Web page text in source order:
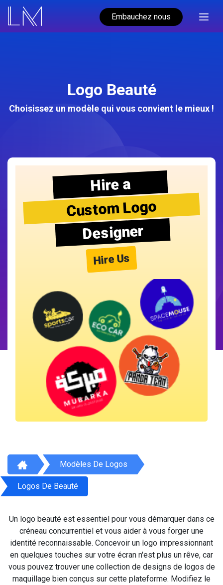
Embauchez nous
Logo Beauté
Choisissez un modèle qui vous convient le mieux !
Hire a
Custom Logo
Designer
Hire Us
Modèles De Logos
Logos De Beauté
Un logo beauté est essentiel pour vous démarquer dans ce
créneau concurrentiel et vous aider à vous forger une
identité reconnaissable. Concevoir un logo impressionnant
en quelques touches sur votre écran n'est plus un rêve, car
vous pouvez trouver une collection de designs de logos de
maquillage bien conçus sur cette plateforme. Modifiez le